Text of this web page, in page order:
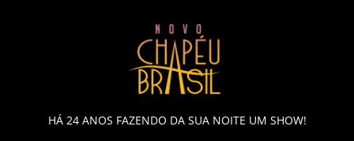
HÁ 24 ANOS FAZENDO DA SUA NOITE UM SHOW!